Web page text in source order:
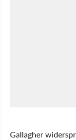
Gallagher